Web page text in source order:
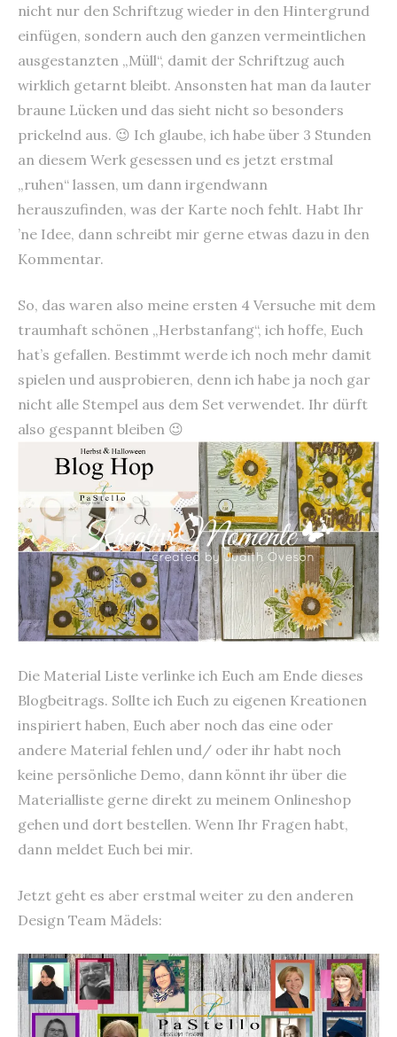
nicht nur den Schriftzug wieder in den Hintergrund
einfügen, sondern auch den ganzen vermeintlichen
ausgestanzten „Müll“, damit der Schriftzug auch
wirklich getarnt bleibt. Ansonsten hat man da lauter
braune Lücken und das sieht nicht so besonders
prickelnd aus. 😉 Ich glaube, ich habe über 3 Stunden
an diesem Werk gesessen und es jetzt erstmal
„ruhen“ lassen, um dann irgendwann
herauszufinden, was der Karte noch fehlt. Habt Ihr
’ne Idee, dann schreibt mir gerne etwas dazu in den
Kommentar.
So, das waren also meine ersten 4 Versuche mit dem
traumhaft schönen „Herbstanfang“, ich hoffe, Euch
hat’s gefallen. Bestimmt werde ich noch mehr damit
spielen und ausprobieren, denn ich habe ja noch gar
nicht alle Stempel aus dem Set verwendet. Ihr dürft
also gespannt bleiben 😉
Die Material Liste verlinke ich Euch am Ende dieses
Blogbeitrags. Sollte ich Euch zu eigenen Kreationen
inspiriert haben, Euch aber noch das eine oder
andere Material fehlen und/ oder ihr habt noch
keine persönliche Demo, dann könnt ihr über die
Materialliste gerne direkt zu meinem Onlineshop
gehen und dort bestellen. Wenn Ihr Fragen habt,
dann meldet Euch bei mir.
Jetzt geht es aber erstmal weiter zu den anderen
Design Team Mädels: